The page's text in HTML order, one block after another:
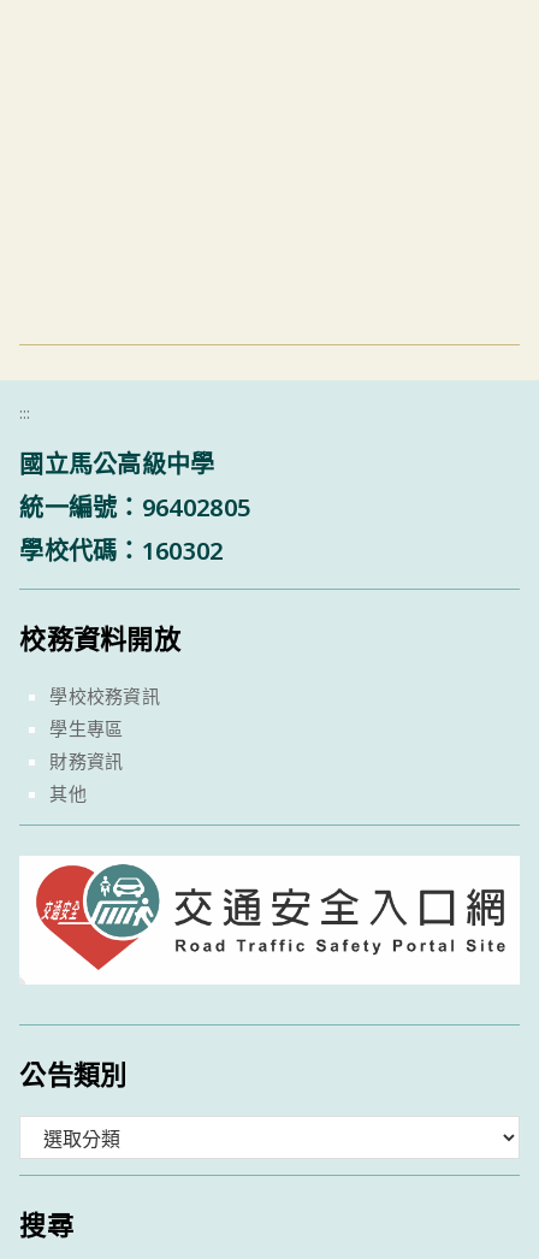
:::
國立馬公高級中學
統一編號：96402805
學校代碼：160302
校務資料開放
學校校務資訊
學生專區
財務資訊
其他
公告類別
類
搜尋